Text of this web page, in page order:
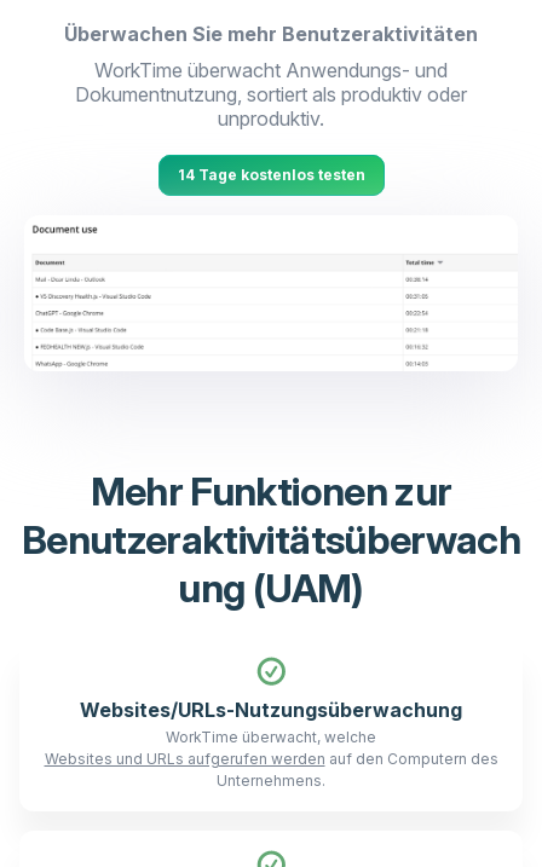
Überwachen Sie mehr Benutzeraktivitäten
WorkTime überwacht Anwendungs- und
Dokumentnutzung, sortiert als produktiv oder
unproduktiv.
14 Tage kostenlos testen
Mehr Funktionen zur
Benutzeraktivitätsüberwach
ung (UAM)
Websites/URLs-Nutzungsüberwachung
WorkTime überwacht, welche
Websites und URLs aufgerufen werden auf den Computern des
Unternehmens.